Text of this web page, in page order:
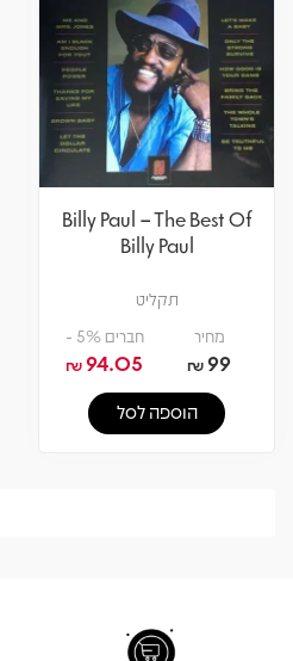
Billy Paul – The Best Of
Billy Paul
תקליט
מחיר
99
₪
חברים 5% -
94.05
₪
הוספה לסל